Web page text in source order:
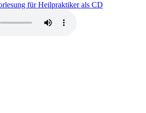
für Heilpraktiker als CD